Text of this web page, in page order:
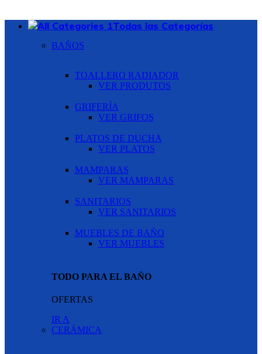
Todas las Categorías
BAÑOS
TOALLERO RADIADOR
VER PRODUTOS
GRIFERÍA
VER GRIFOS
PLATOS DE DUCHA
VER PLATOS
MAMPARAS
VER MAMPARAS
SANITARIOS
VER SANITARIOS
MUEBLES DE BAÑO
VER MUEBLES
TODO PARA EL BAÑO
OFERTAS
IR A
CERÁMICA